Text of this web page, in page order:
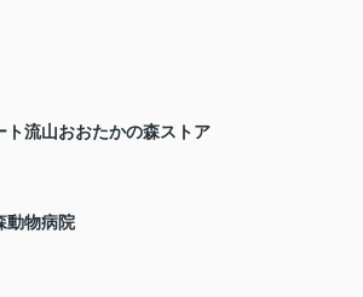
ト流山おおたかの森ストア
動物病院